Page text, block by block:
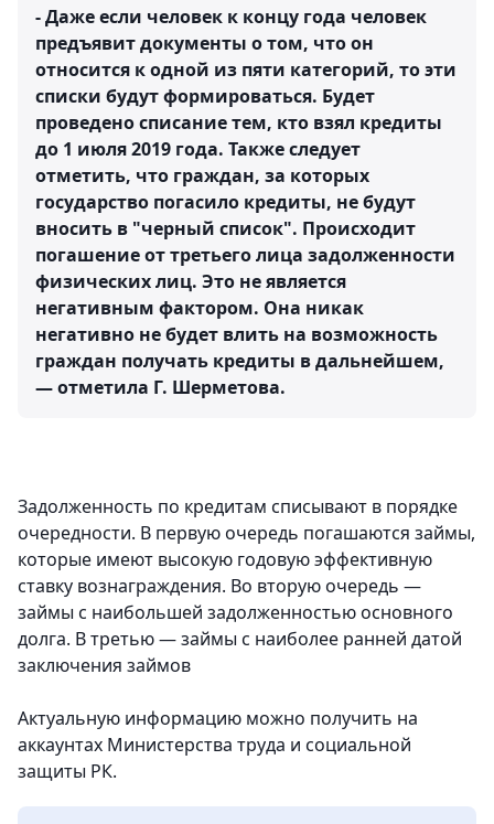
- Даже если человек к концу года человек
предъявит документы о том, что он
относится к одной из пяти категорий, то эти
списки будут формироваться. Будет
проведено списание тем, кто взял кредиты
до 1 июля 2019 года. Также следует
отметить, что граждан, за которых
государство погасило кредиты, не будут
вносить в "черный список". Происходит
погашение от третьего лица задолженности
физических лиц. Это не является
негативным фактором. Она никак
негативно не будет влить на возможность
граждан получать кредиты в дальнейшем,
— отметила Г. Шерметова.
Задолженность по кредитам списывают в порядке
очередности. В первую очередь погашаются займы,
которые имеют высокую годовую эффективную
ставку вознаграждения. Во вторую очередь —
займы с наибольшей задолженностью основного
долга. В третью — займы с наиболее ранней датой
заключения займов
Актуальную информацию можно получить на
аккаунтах Министерства труда и социальной
защиты РК.